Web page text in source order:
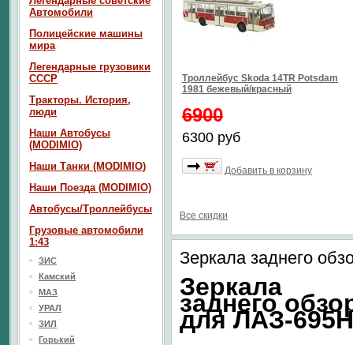
Троллейбус Skoda 14TR Potsdam
1981 бежевый/красный
6900
6300 руб
Добавить в корзину
Все скидки
Зеркала заднего
Зеркала
заднего
для ЛАЗ-695Н
Автомобили
Полицейские машины
мира
Легендарные грузовики
СССР
Тракторы. История,
люди
Наши Автобусы
(MODIMIO)
Наши Танки (MODIMIO)
Наши Поезда (MODIMIO)
Автобусы/Троллейбусы
Грузовые автомобили
1:43
ЗИС
Камский
МАЗ
УРАЛ
ЗИЛ
Горький